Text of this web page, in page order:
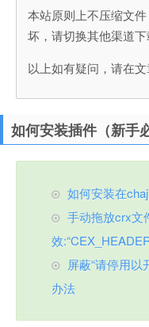
本站原则上不压缩文
坏，请切换其他渠道
以上如有疑问，请在
如何安装插件（新手
如何安装在
手动拖放crx文
效
屏蔽“请停用
办法